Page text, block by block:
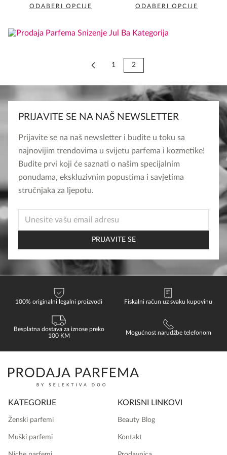
ODABERI OPCIJE
product
options
be
chosen
on
the
product
page
rating
ODABERI OPCIJE
product
options
be
chosen
on
the
product
1 2
PRIJAVITE SE NA NAŠ NEWSLETTER
Prijavite se na naš newsletter i budite u toku sa
najnovijim trendovima u svijetu parfema i kozmetike!
Budite prvi koji će saznati o našim specijalnim
ponudama, ekskluzivnim popustima i savjetima
stručnjaka za ljepotu.
EMAIL
PRIJAVITE SE
100% originalni legalni proizvodi Fiskalni račun uz svaku kupovinu
Besplatna dostava za iznose preko
100 KM
Mogućnost narudžbe telefonom
KATEGORIJE
Ženski parfemi
Muški parfemi
KORISNI LINKOVI
Beauty Blog
Kontakt